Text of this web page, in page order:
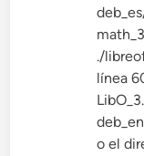
./
línea
o el